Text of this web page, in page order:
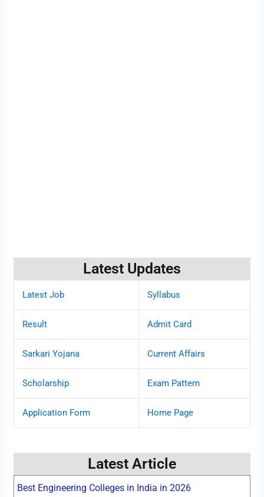
Latest Updates
Latest Job Syllabus
Result Admit Card
Sarkari Yojana Current Affairs
Scholarship Exam Pattern
Application Form Home Page
Latest Article
Best Engineering Colleges in India in 2026